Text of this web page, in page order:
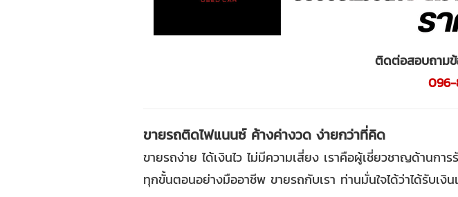
ติดต่อสอบถามข้
096-
ขายรถติดไฟแนนซ์ ค้างค่างวด ง่ายกว่าที่คิด
ขายรถง่าย ได้เงินไว ไม่มีความเสี่ยง เราคือผู้เชี่ยวชาญด้านก
ทุกขั้นตอนอย่างมืออาชีพ ขายรถกับเรา ท่านมั่นใจได้ว่าได้รับเงิ